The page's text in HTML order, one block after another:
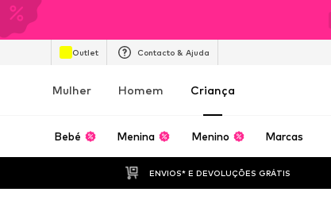
Outlet Contacto & Ajuda
Mulher Homem Criança
Bebé Menina Menino Marcas
ENVIOS* E DEVOLUÇÕES GRÁTIS